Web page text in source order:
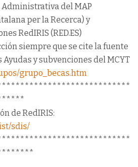
del MAP
per la Recerca) y
RedIRIS (RED.ES)
siempre que se cite la fuente
Ayudas y subvenciones del MCYT
grupo_becas.htm
de RedIRIS:
sdis/